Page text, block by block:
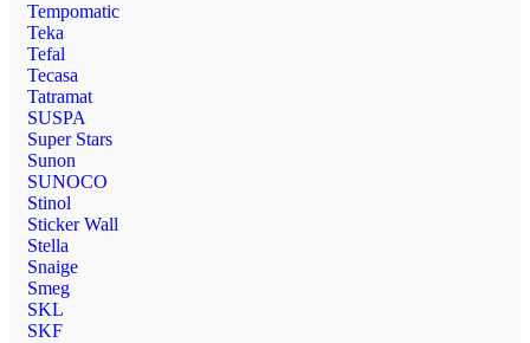
Tempomatic
Teka
Tefal
Tecasa
Tatramat
SUSPA
Super Stars
Sunon
SUNOCO
Stinol
Sticker Wall
Stella
Snaige
Smeg
SKL
SKF